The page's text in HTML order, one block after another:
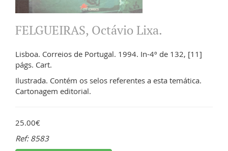
FELGUEIRAS, Octávio Lixa.
Lisboa. Correios de Portugal. 1994. In-4º de 132, [11]
págs. Cart.
Ilustrada. Contém os selos referentes a esta temática.
Cartonagem editorial.
25.00€
Ref: 8583